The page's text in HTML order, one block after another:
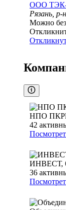
ООО
Рязань, р-
Можно
НПО
42
36